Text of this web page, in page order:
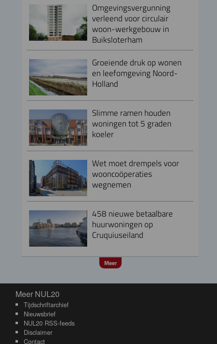
Omgevingsvergunning
verleend voor circulair
woon-werkgebouw in
Buiksloterham
Groeiende druk op wonen
en leefomgeving Noord-
Holland
Slimme ramen houden
woningen tot 5 graden
koeler
Wet moet drempels voor
wooncoöperaties
wegnemen
458 nieuwe betaalbare
huurwoningen op
Cruquiuseiland
Meer
Meer NUL20
Meer NUL20
Tijdschriftarchief
Nieuwsbrief
NUL20 RSS-feeds
Disclaimer
Contact